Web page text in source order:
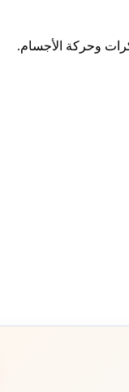
وحركة الأجسام.